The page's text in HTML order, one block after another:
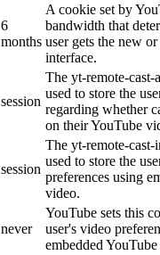
6
months
A cookie set by
bandwidth that
user gets the new
interface.
session
The yt-remote-
used to store the
regarding whether
on their YouTube
session
The yt-remote-cast-
used to store the
preferences using
video.
never
YouTube sets this
user's video
embedded